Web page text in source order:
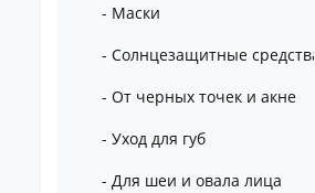
- Маски
- Солнцезащитные средства
- От черных точек и акне
- Уход для губ
- Для шеи и овала лица